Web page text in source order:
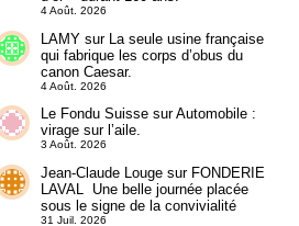
4 Août. 2026
LAMYsur La seule usine française
qui fabrique les corps d’obus du
canon Caesar.
4 Août. 2026
Le Fondu SuissesurAutomobile :
virage sur l’aile.
3 Août. 2026
Jean-Claude Lougesur FONDERIE
LAVAL Une belle journée placée
sous le signe de la convivialité
31 Juil. 2026